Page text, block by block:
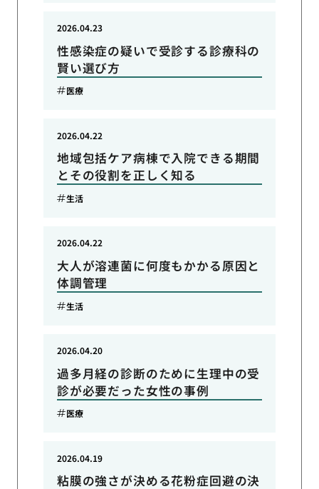
性感染症の疑いで受診する診療科の
賢い選び方
2026.04.23
医療
地域包括ケア病棟で入院できる期間
とその役割を正しく知る
2026.04.22
生活
大人が溶連菌に何度もかかる原因と
体調管理
2026.04.22
生活
過多月経の診断のために生理中の受
診が必要だった女性の事例
2026.04.20
医療
粘膜の強さが決める花粉症回避の決
2026.04.19